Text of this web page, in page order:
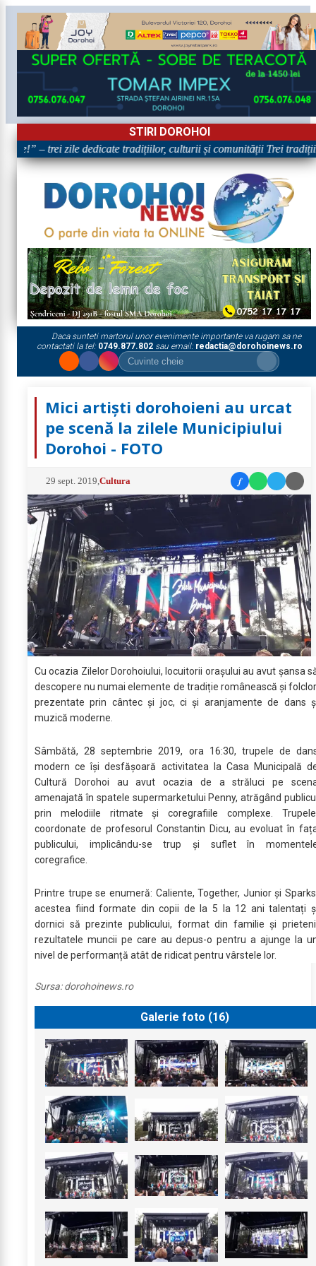
STIRI DOROHOI
– trei zile dedicate tradițiilor, culturii și comunității Trei tradiții.
Daca sunteti martorul unor evenimente importante va rugam sa ne
contactati la tel: 0749.877.802sau email: redactia@dorohoinews.ro
Mici artiști dorohoieni au urcat
pe scenă la zilele Municipiului
Dorohoi - FOTO
29 sept. 2019 ,Cultura f
Cu ocazia Zilelor Dorohoiului, locuitorii orașului au avut șansa
descopere nu numai elemente de tradiție românească și
prezentate prin cântec și joc, ci și aranjamente de dans
muzică moderne.
Sâmbătă, 28 septembrie 2019, ora 16:30, trupele de
modern ce își desfășoară activitatea la Casa Municipală
Cultură Dorohoi au avut ocazia de a străluci pe
amenajată în spatele supermarketului Penny, atrăgând
prin melodiile ritmate și coregrafiile complexe.
coordonate de profesorul Constantin Dicu, au evoluat în
publicului, implicându-se trup și suflet în
coregrafice.
Printre trupe se enumeră: Caliente, Together, Junior și
acestea fiind formate din copii de la 5 la 12 ani talentați
dornici să prezinte publicului, format din familie și
rezultatele muncii pe care au depus-o pentru a ajunge la
nivel de performanță atât de ridicat pentru vârstele lor.
Sursa:dorohoinews.ro
Galerie foto (16)